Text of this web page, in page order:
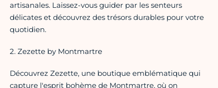
artisanales. Laissez-vous guider par les senteurs
délicates et découvrez des trésors durables pour votre
quotidien.
2. Zezette by Montmartre
Découvrez Zezette, une boutique emblématique qui
capture l'esprit bohème de Montmartre, où on